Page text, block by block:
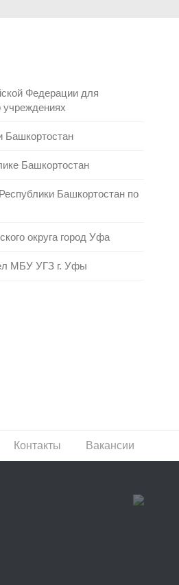
Федерации для
Башкортостан
Башкортостан
Башкортостан по
округа город Уфа
МБУ УГЗ г. Уфы
Контакты Вакансии